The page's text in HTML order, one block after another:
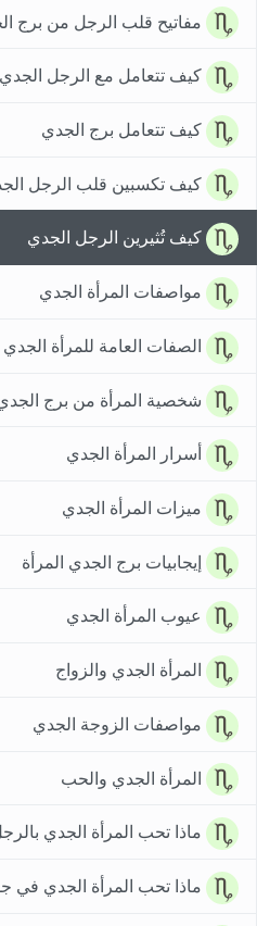
مفاتيح قلب الرجل من برج
كيف تتعامل مع الرجل الجدي
كيف تتعامل برج الجدي
كيف تكسبين قلب الرجل
كيف تُثيرين الرجل الجدي
مواصفات المرأة الجدي
الصفات العامة للمرأة الجدي
شخصية المرأة من برج
أسرار المرأة الجدي
ميزات المرأة الجدي
إيجابيات برج الجدي المرأة
عيوب المرأة الجدي
المرأة الجدي والزواج
مواصفات الزوجة الجدي
المرأة الجدي والحب
ماذا تحب المرأة الجدي
ماذا تحب المرأة الجدي في